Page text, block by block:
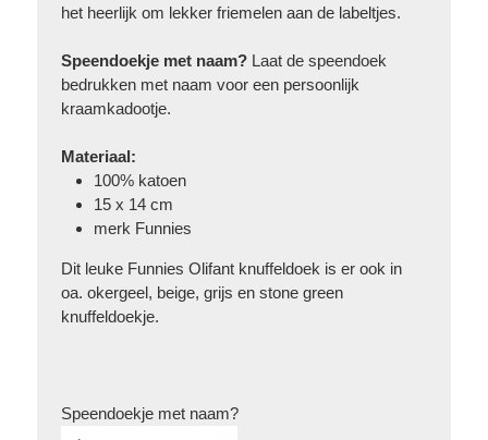
het heerlijk om lekker friemelen aan de labeltjes.
Speendoekje met naam? Laat de speendoek
bedrukken met naam voor een persoonlijk
kraamkadootje.
Materiaal:
100% katoen
15 x 14 cm
merk Funnies
Dit leuke Funnies Olifant knuffeldoek is er ook in
oa.okergeel, beige,grijs enstone green
knuffeldoekje.
Speendoekje met naam?